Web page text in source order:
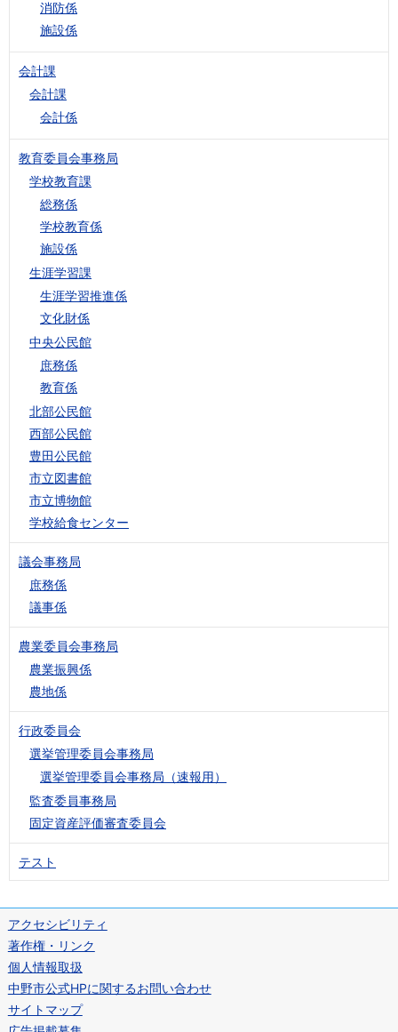
消防係
施設係
会計課
会計課
会計係
教育委員会事務局
学校教育課
総務係
学校教育係
施設係
生涯学習課
生涯学習推進係
文化財係
中央公民館
庶務係
教育係
北部公民館
西部公民館
豊田公民館
市立図書館
市立博物館
学校給食センター
議会事務局
庶務係
議事係
農業委員会事務局
農業振興係
農地係
行政委員会
選挙管理委員会事務局
選挙管理委員会事務局（速報用）
監査委員事務局
固定資産評価審査委員会
テスト
アクセシビリティ
著作権・リンク
個人情報取扱
中野市公式HPに関するお問い合わせ
サイトマップ